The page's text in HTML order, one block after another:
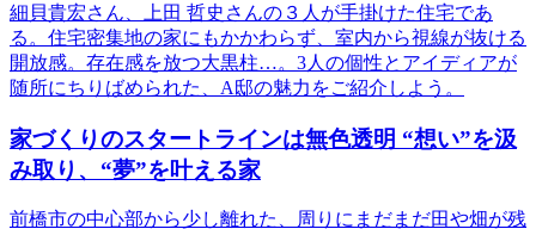
細貝貴宏さん、上田 哲史さんの３人が手掛けた住宅であ
る。住宅密集地の家にもかかわらず、室内から視線が抜ける
開放感。存在感を放つ大黒柱…。3人の個性とアイディアが
随所にちりばめられた、A邸の魅力をご紹介しよう。
家づくりのスタートラインは無色透明 “想い”を汲
み取り、“夢”を叶える家
前橋市の中心部から少し離れた、周りにまだまだ田や畑が残